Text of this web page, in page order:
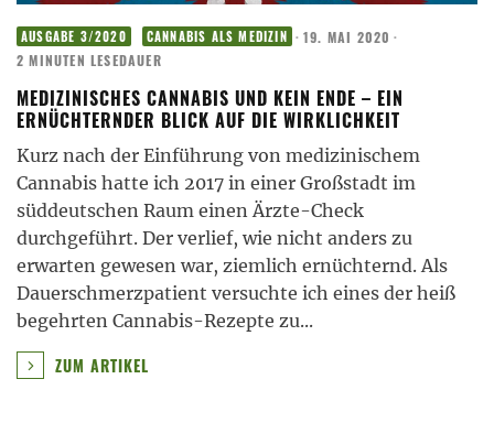
AUSGABE 3/2020 CANNABIS ALS MEDIZIN · 19. MAI 2020 ·
2 MINUTEN LESEDAUER
MEDIZINISCHES CANNABIS UND KEIN ENDE – EIN
ERNÜCHTERNDER BLICK AUF DIE WIRKLICHKEIT
Kurz nach der Einführung von medizinischem
Cannabis hatte ich 2017 in einer Großstadt im
süddeutschen Raum einen Ärzte-Check
durchgeführt. Der verlief, wie nicht anders zu
erwarten gewesen war, ziemlich ernüchternd. Als
Dauerschmerzpatient versuchte ich eines der heiß
begehrten Cannabis-Rezepte zu...
ZUM ARTIKEL